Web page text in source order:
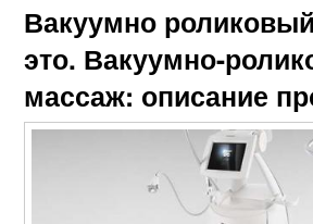
Вакуумно
это. Вакуумно-
массаж: описание